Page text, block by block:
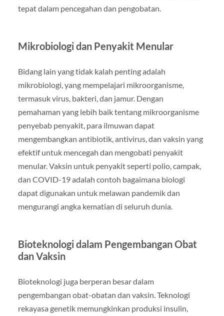
tepat dalam pencegahan dan pengobatan.
Mikrobiologi dan Penyakit Menular
Bidang lain yang tidak kalah penting adalah
mikrobiologi, yang mempelajari mikroorganisme,
termasuk virus, bakteri, dan jamur. Dengan
pemahaman yang lebih baik tentang mikroorganisme
penyebab penyakit, para ilmuwan dapat
mengembangkan antibiotik, antivirus, dan vaksin yang
efektif untuk mencegah dan mengobati penyakit
menular. Vaksin untuk penyakit seperti polio, campak,
dan COVID-19 adalah contoh bagaimana biologi
dapat digunakan untuk melawan pandemik dan
mengurangi angka kematian di seluruh dunia.
Bioteknologi dalam Pengembangan Obat
dan Vaksin
Bioteknologi juga berperan besar dalam
pengembangan obat-obatan dan vaksin. Teknologi
rekayasa genetik memungkinkan produksi insulin,